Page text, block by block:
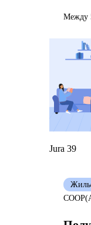
Между
Jura 39